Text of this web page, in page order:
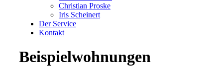
Christian Proske
Iris Scheinert
Der Service
Kontakt
Beispielwohnungen